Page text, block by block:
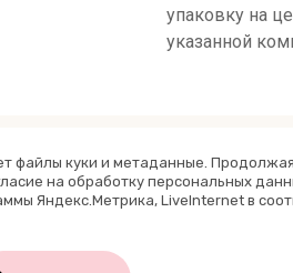
упаковку на
указанной
файлы куки и метаданные.
на обработку персональных
Яндекс.Метрика, LiveInternet в